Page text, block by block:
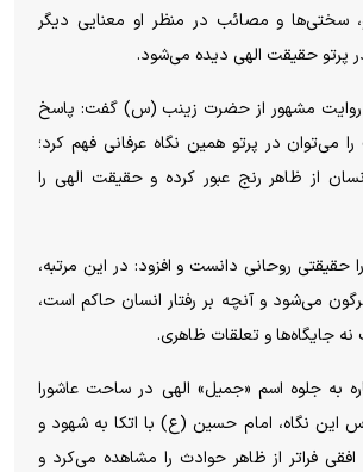
سختی‌ها و مصائب در منظر او معنایی دیگر
پرتو حقیقت الهی دیده می‌شود.
روایت مشهور از حضرت زینب (س) گفت: پاسخ
را می‌توان در پرتو همین نگاه عرفانی فهم کرد؛
از ظاهر رنج عبور کرده و حقیقت الهی را
حقیقتی روحانی دانست و افزود: در این مرتبه،
می‌شود و آنچه بر رفتار انسان حاکم است،
جایگاه‌ها و تعلقات ظاهری.
به جلوه اسم «جمیل» الهی در ساحت عاشورا
این نگاه، امام حسین (ع) با اتکا به شهود و
فراتر از ظاهر حوادث را مشاهده می‌کرد و